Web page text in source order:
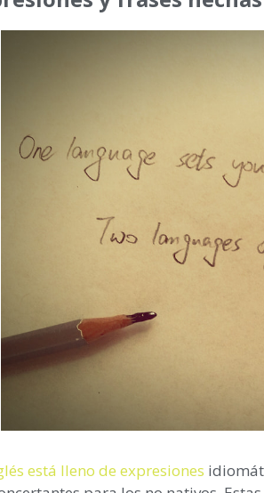
está lleno de expresiones